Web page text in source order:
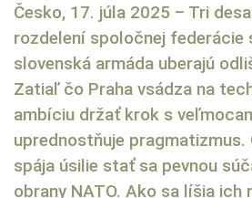
Česko, 17. júla 2025 – Tri
rozdelení spoločnej federácie
slovenská armáda uberajú
Zatiaľ čo Praha vsádza na
ambíciu držať krok s
uprednostňuje pragmatizmus.
spája úsilie stať sa pevnou
obrany NATO. Ako sa líšia ich